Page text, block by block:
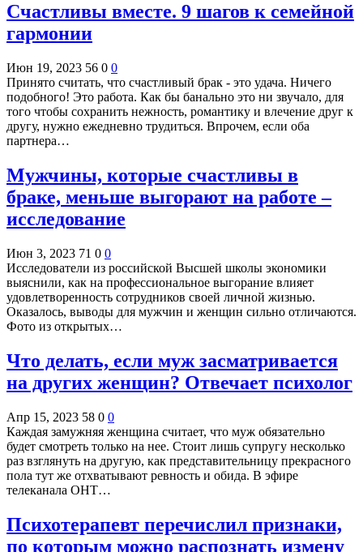
Cчастливы вместе. 9 шагов к семейной
гармонии
Июн 19, 2023 56 0 0
Принято считать, что счастливый брак - это удача. Ничего
подобного! Это работа. Как бы банально это ни звучало, для
того чтобы сохранить нежность, романтику и влечение друг к
другу, нужно ежедневно трудиться. Впрочем, если оба
партнера…
Мужчины, которые счастливы в
браке, меньше выгорают на работе –
исследование
Июн 3, 2023 71 0 0
Исследователи из российской Высшей школы экономики
выяснили, как на профессиональное выгорание влияет
удовлетворенность сотрудников своей личной жизнью.
Оказалось, выводы для мужчин и женщин сильно отличаются.
Фото из открытых…
Что делать, если муж засматривается
на других женщин? Отвечает психолог
Апр 15, 2023 58 0 0
Каждая замужняя женщина считает, что муж обязательно
будет смотреть только на нее. Стоит лишь супругу несколько
раз взглянуть на другую, как представительницу прекрасного
пола тут же отхватывают ревность и обида. В эфире
телеканала ОНТ…
Психотерапевт перечислил признаки,
по которым можно распознать измену